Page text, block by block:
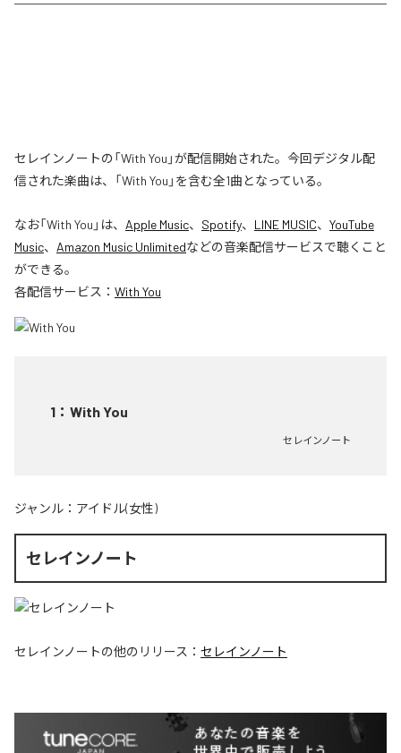
セレインノートの「With You」が配信開始された。今回デジタル配
信された楽曲は、「With You」を含む全1曲となっている。
なお「With You 」は、 Apple Music、 Spotify、 LINE MUSIC、 YouTube
Music、 Amazon Music Unlimitedなどの音楽配信サービスで聴くこと
ができる。
各配信サービス： With You
1 ： With You
セレインノート
ジャンル： アイドル(女性)
セレインノート
セレインノートの他のリリース： セレインノート